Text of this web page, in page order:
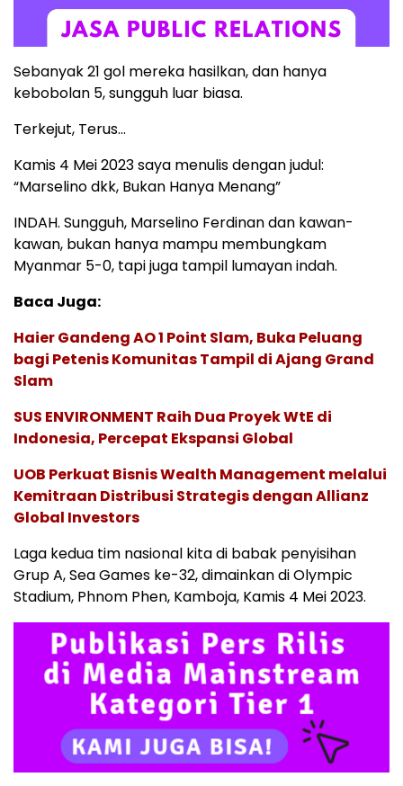
Sebanyak 21 gol mereka hasilkan, dan hanya
kebobolan 5, sungguh luar biasa.
Terkejut, Terus…
Kamis 4 Mei 2023 saya menulis dengan judul:
“Marselino dkk, Bukan Hanya Menang”
INDAH. Sungguh, Marselino Ferdinan dan kawan-
kawan, bukan hanya mampu membungkam
Myanmar 5-0, tapi juga tampil lumayan indah.
Baca Juga:
Haier Gandeng AO 1 Point Slam, Buka Peluang
bagi Petenis Komunitas Tampil di Ajang Grand
Slam
SUS ENVIRONMENT Raih Dua Proyek WtE di
Indonesia, Percepat Ekspansi Global
UOB Perkuat Bisnis Wealth Management melalui
Kemitraan Distribusi Strategis dengan Allianz
Global Investors
Laga kedua tim nasional kita di babak penyisihan
Grup A, Sea Games ke-32, dimainkan di Olympic
Stadium, Phnom Phen, Kamboja, Kamis 4 Mei 2023.